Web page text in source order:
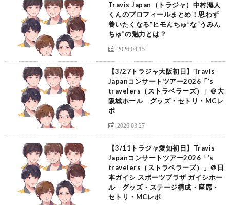
Travis Japan（トラジャ）中村海人
くんのプロフィールまとめ！思わず
養いたくなる“ヒモんちゅ”な“うみん
ちゅ”の魅力とは？
2026.04.15
【3/27トラジャ大阪初日】Travis
Japanコンサートツアー2026「’s
travelers（ストラベラーズ）」＠大
阪城ホール グッズ・セトリ・MCレ
ポ
2026.03.27
【3/11トラジャ愛知初日】Travis
Japanコンサートツアー2026「’s
travelers（ストラベラーズ）」＠日
本ガイシ スポーツプラザ ガイシホー
ル グッズ・ステージ構成・座席・
セトリ・MCレポ